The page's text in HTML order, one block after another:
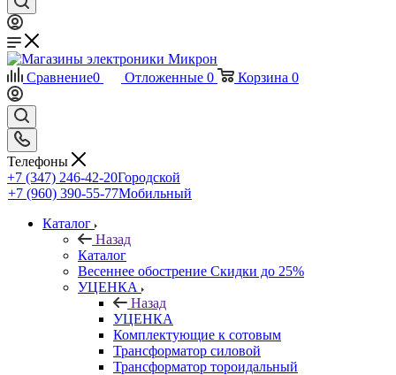
Сравнение0 Отложенные 0 Корзина 0
Телефоны
+7 (347) 246-42-20Городской
+7 (960) 390-55-77Мобильный
Каталог
Назад
Каталог
Весеннее обострение Скидки до 25%
УЦЕНКА
Назад
УЦЕНКА
Комплектующие к сотовым
Трансформатор силовой
Трансформатор тороидальный